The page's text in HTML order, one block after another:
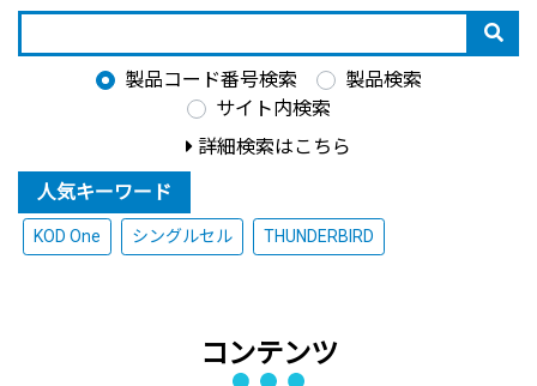
製品コード番号検索
製品検索
サイト内検索
詳細検索はこちら
人気キーワード
KOD One シングルセル THUNDERBIRD
コンテンツ